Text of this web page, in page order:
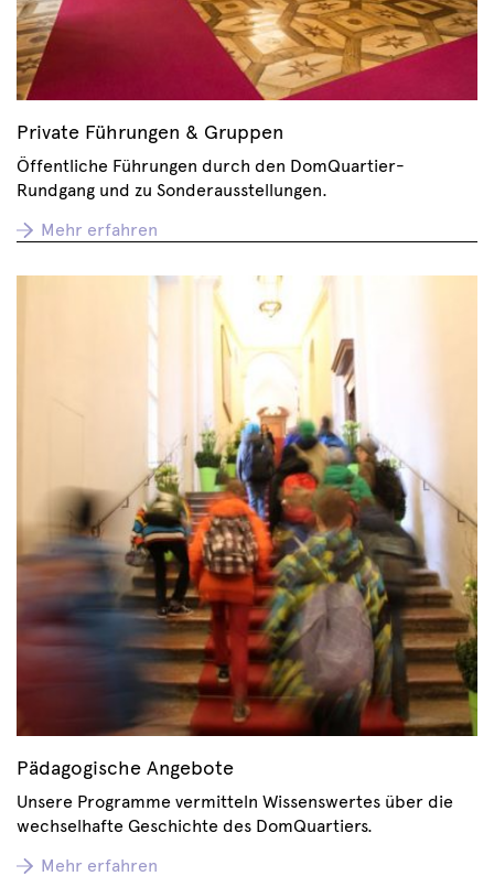
Private Führungen & Gruppen
Öffentliche Führungen durch den DomQuartier-
Rundgang und zu Sonderausstellungen.
Mehr erfahren
Pädagogische Angebote
Unsere Programme vermitteln Wissenswertes über die
wechselhafte Geschichte des DomQuartiers.
Mehr erfahren